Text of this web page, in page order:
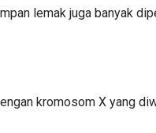
lemak juga banyak
kromosom X yang